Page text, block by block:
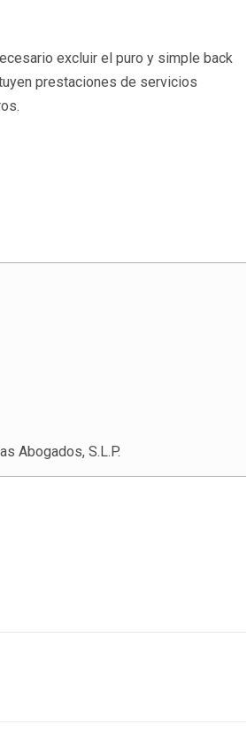
excluir el puro y simple back
prestaciones de servicios
Abogados, S.L.P.